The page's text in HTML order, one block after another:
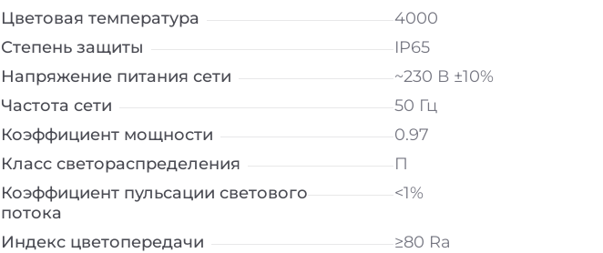
Цветовая температура
4000
Степень защиты
IP65
Напряжение питания сети
~230 В ±10%
Частота сети
50 Гц
Коэффициент мощности
0.97
Класс светораспределения
П
Коэффициент пульсации светового
потока
<1%
Индекс цветопередачи
≥80 Ra